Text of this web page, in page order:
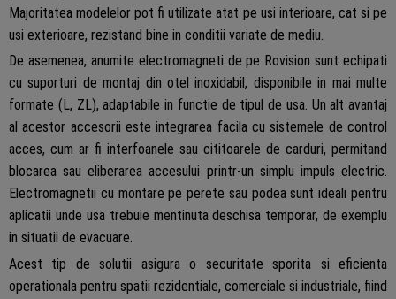
Majoritatea modelelor pot fi utilizate atat pe usi interioare, cat si pe
usi exterioare, rezistand bine in conditii variate de mediu.
De asemenea, anumite electromagneti de pe Rovision sunt echipati
cu suporturi de montaj din otel inoxidabil, disponibile in mai multe
formate (L, ZL), adaptabile in functie de tipul de usa. Un alt avantaj
al acestor accesorii este integrarea facila cu sistemele de control
acces, cum ar fi interfoanele sau cititoarele de carduri, permitand
blocarea sau eliberarea accesului printr-un simplu impuls electric.
Electromagnetii cu montare pe perete sau podea sunt ideali pentru
aplicatii unde usa trebuie mentinuta deschisa temporar, de exemplu
in situatii de evacuare.
Acest tip de solutii asigura o securitate sporita si eficienta
operationala pentru spatii rezidentiale, comerciale si industriale, fiind